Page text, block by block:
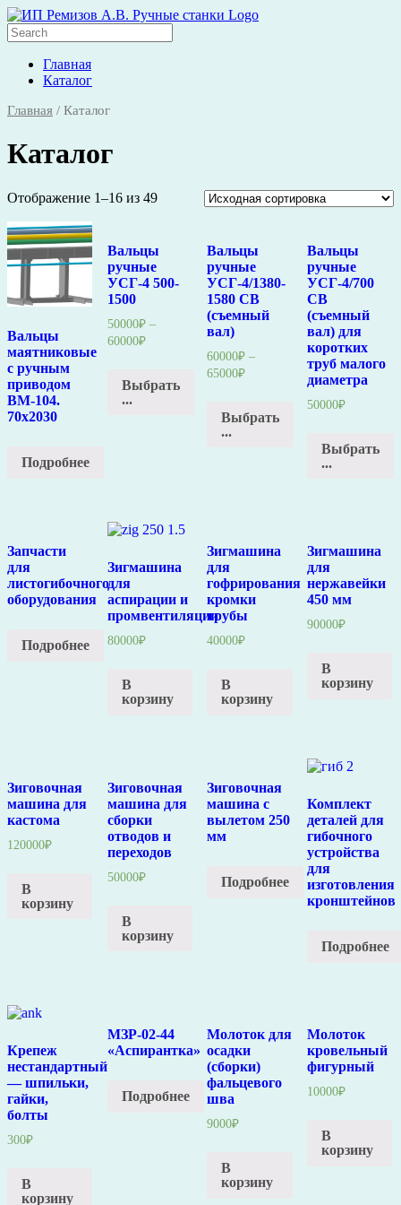
Skip
to
content
Search
for:
Главная
Каталог
Главная / Каталог
Каталог
Отображение 1–16 из 49
Вальцы
маятниковые
с ручным
приводом
ВМ-104.
70х2030
Подробнее
Вальцы
ручные
УСГ-4 500-
1500
50000₽–
60000₽
Выбрать
...
Вальцы
ручные
УСГ-4/1380-
1580 СВ
(съемный
вал)
60000₽ –
65000₽
Выбрать
...
Вальцы
ручные
УСГ-4/700
СВ
(съемный
вал) для
коротких
труб малого
диаметра
50000₽
Выбрать
...
Запчасти
для
листогибочного
оборудования
Подробнее
Зигмашина
для
аспирации и
промвентиляции
80000₽
В
корзину
Зигмашина
для
гофрирования
кромки
трубы
40000₽
В
корзину
Зигмашина
для
нержавейки
450 мм
90000₽
В
корзину
Зиговочная
машина для
кастома
120000₽
В
корзину
Зиговочная
машина для
сборки
отводов и
переходов
50000₽
В
корзину
Зиговочная
машина с
вылетом 250
мм
Подробнее
Комплект
деталей для
гибочного
устройства
для
изготовления
кронштейнов
Подробнее
Крепеж
нестандартный
— шпильки,
гайки,
болты
300₽
В
корзину
МЗР-02-44
«Аспирантка»
Подробнее
Молоток для
осадки
(сборки)
фальцевого
шва
9000₽
В
корзину
Молоток
кровельный
фигурный
10000₽
В
корзину